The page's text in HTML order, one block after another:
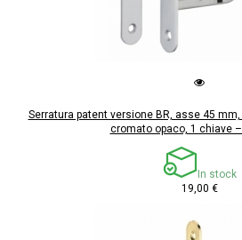
Serratura patent versione BR, asse 45
cromato opaco, 1 chiave –
In stock
19,00 €